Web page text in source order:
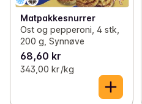
Matpakkesnurrer
Ost og pepperoni, 4 stk,
200 g, Synnøve
68,60 kr
343,00 kr /kg